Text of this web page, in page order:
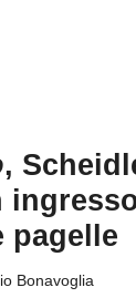
,
pagelle
Bonavoglia